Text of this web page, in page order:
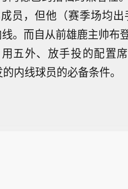
员，但他（赛季场均出
。而自从前雄鹿主帅布
五外、放手投的配置
内线球员的必备条件。